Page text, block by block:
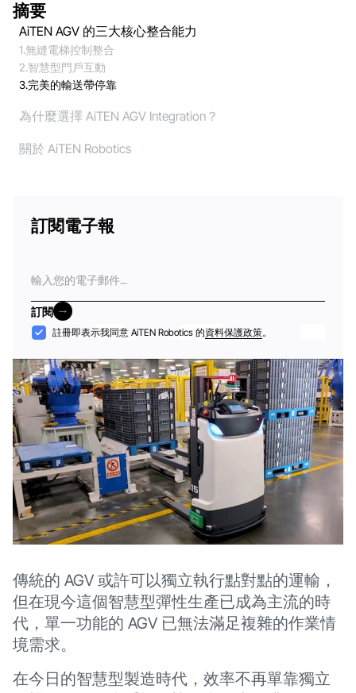
摘要
AiTEN AGV 的三大核心整合能力
1.無縫電梯控制整合
2.智慧型門戶互動
3.完美的輸送帶停靠
為什麼選擇 AiTEN AGV Integration？
關於 AiTEN Robotics
訂閱電子報
子
郵
件
訂閱
訂閱
接
註冊即表示我同意 AiTEN Robotics 的資料保護政策。
傳統的 AGV 或許可以獨立執行點對點的運輸，
但在現今這個智慧型彈性生產已成為主流的時
代，單一功能的 AGV 已無法滿足複雜的作業情
境需求。
在今日的智慧型製造時代，效率不再單靠獨立